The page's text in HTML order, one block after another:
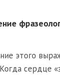
этого
сердце